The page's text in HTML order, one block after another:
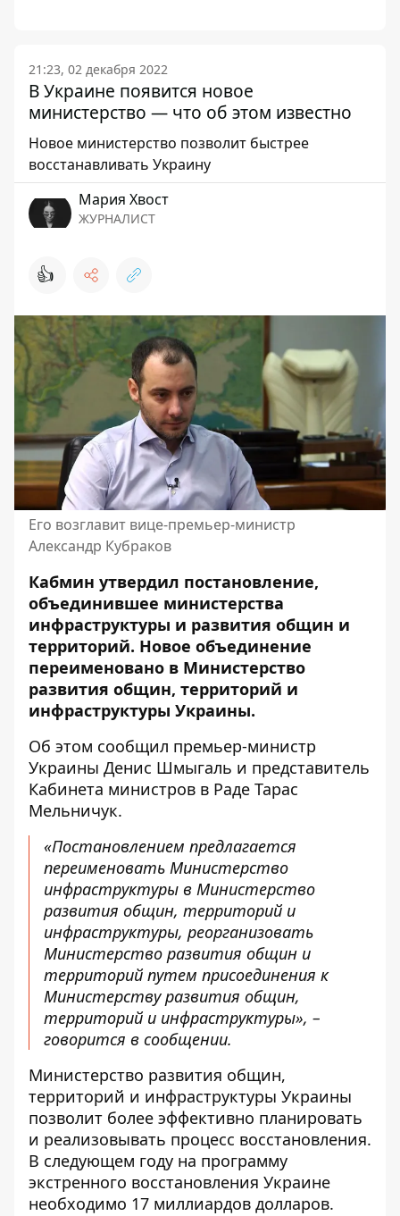
21:23, 02 декабря 2022
В Украине появится новое
министерство — что об этом известно
Новое министерство позволит быстрее
восстанавливать Украину
Мария Хвост
ЖУРНАЛИСТ
👍
Его возглавит вице-премьер-министр
Александр Кубраков
Кабмин утвердил постановление,
объединившее министерства
инфраструктуры и развития общин и
территорий. Новое объединение
переименовано в Министерство
развития общин, территорий и
инфраструктуры Украины.
Об этом сообщил премьер-министр
Украины Денис Шмыгаль и представитель
Кабинета министров в Раде Тарас
Мельничук.
«Постановлением предлагается
переименовать Министерство
инфраструктуры в Министерство
развития общин, территорий и
инфраструктуры, реорганизовать
Министерство развития общин и
территорий путем присоединения к
Министерству развития общин,
территорий и инфраструктуры», –
говорится в сообщении.
Министерство развития общин,
территорий и инфраструктуры Украины
позволит более эффективно планировать
и реализовывать процесс восстановления.
В следующем году на программу
экстренного восстановления Украине
необходимо 17 миллиардов долларов.